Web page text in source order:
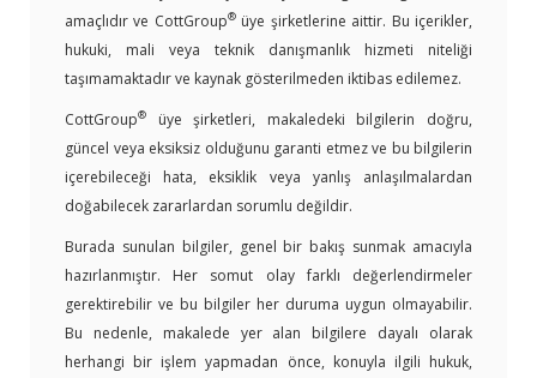
amaçlıdır ve CottGroup®üye şirketlerine aittir. Bu içerikler,
hukuki, mali veya teknik danışmanlık hizmeti niteliği
taşımamaktadır ve kaynak gösterilmeden iktibas edilemez.
CottGroup®
üye şirketleri, makaledeki bilgilerin doğru,
güncel veya eksiksiz olduğunu garanti etmez ve bu bilgilerin
içerebileceği hata, eksiklik veya yanlış anlaşılmalardan
doğabilecek zararlardan sorumlu değildir.
Burada sunulan bilgiler, genel bir bakış sunmak amacıyla
hazırlanmıştır. Her somut olay farklı değerlendirmeler
gerektirebilir ve bu bilgiler her duruma uygun olmayabilir.
Bu nedenle, makalede yer alan bilgilere dayalı olarak
herhangi bir işlem yapmadan önce, konuyla ilgili hukuk,